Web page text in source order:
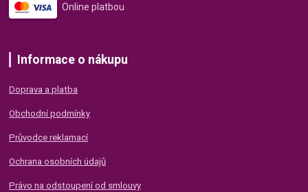
Online platbou
Informace o nákupu
Doprava a platba
Obchodní podmínky
Průvodce reklamací
Ochrana osobních údajů
Právo na odstoupení od smlouvy